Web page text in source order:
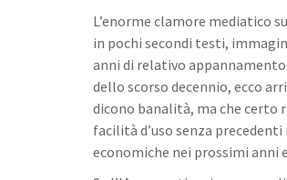
L’enorme clamore mediatico
in pochi secondi testi,
anni di relativo
dello scorso decennio, ecco
dicono banalità, ma che certo
facilità d’uso senza
economiche nei prossimi anni